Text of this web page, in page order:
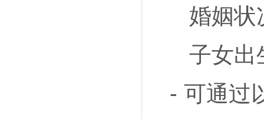
婚姻状
子女出
- 可通过